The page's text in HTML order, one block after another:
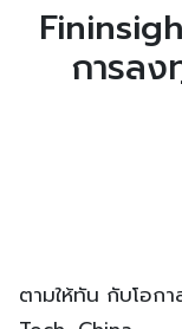
การล
ตามให้ทัน กับโอก